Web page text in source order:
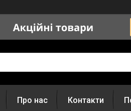
Про нас Контакти